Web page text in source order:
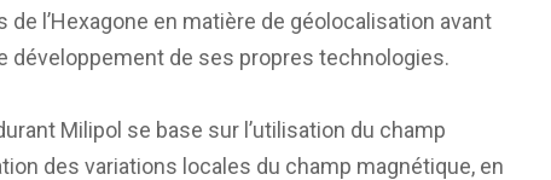
l’Hexagone en matière de géolocalisation avant
développement de ses propres technologies.
Milipol se base sur l’utilisation du champ
des variations locales du champ magnétique, en